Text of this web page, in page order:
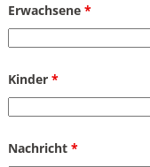
Erwachsene *
Kinder *
Nachricht *